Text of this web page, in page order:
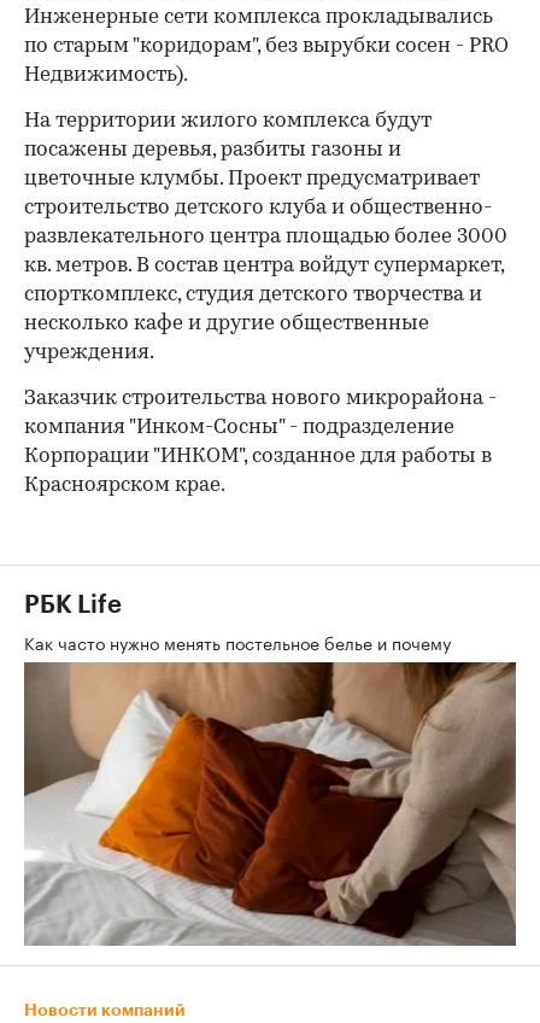
Инженерные сети комплекса прокладывались
по старым "коридорам", без вырубки сосен - PRO
Недвижимость).
На территории жилого комплекса будут
посажены деревья, разбиты газоны и
цветочные клумбы. Проект предусматривает
строительство детского клуба и общественно-
развлекательного центра площадью более 3000
кв. метров. В состав центра войдут супермаркет,
спорткомплекс, студия детского творчества и
несколько кафе и другие общественные
учреждения.
Заказчик строительства нового микрорайона -
компания "Инком-Сосны" - подразделение
Корпорации "ИНКОМ", созданное для работы в
Красноярском крае.
РБК Life
Как часто нужно менять постельное белье и почему
Новости компаний